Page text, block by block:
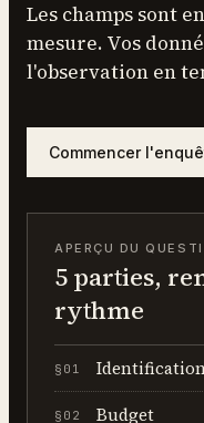
Les champs sont
mesure. Vos
l'observation en
Commencer
APERÇU DU
5 parties,
rythme
§ 01
§ 02 Budget